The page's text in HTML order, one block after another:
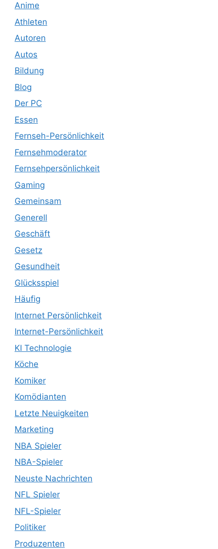
Anime
Athleten
Autoren
Autos
Bildung
Blog
Der PC
Essen
Fernseh-Persönlichkeit
Fernsehmoderator
Fernsehpersönlichkeit
Gaming
Gemeinsam
Generell
Geschäft
Gesetz
Gesundheit
Glücksspiel
Häufig
Internet Persönlichkeit
Internet-Persönlichkeit
KI Technologie
Köche
Komiker
Komödianten
Letzte Neuigkeiten
Marketing
NBA Spieler
NBA-Spieler
Neuste Nachrichten
NFL Spieler
NFL-Spieler
Politiker
Produzenten